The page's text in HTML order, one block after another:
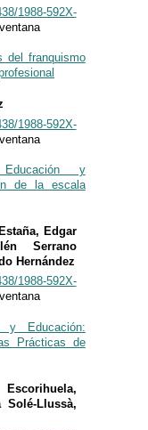
1988-592X-
del franquismo
1988-592X-
y
de la escala
Edgar
Serrano
Hernández
1988-592X-
y Educación:
Prácticas de
Solé-Llussà,